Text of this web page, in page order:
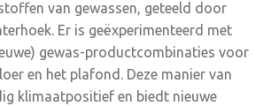
van gewassen, geteeld door
Er is geëxperimenteerd met
gewas-productcombinaties voor
en het plafond. Deze manier van
klimaatpositief en biedt nieuwe